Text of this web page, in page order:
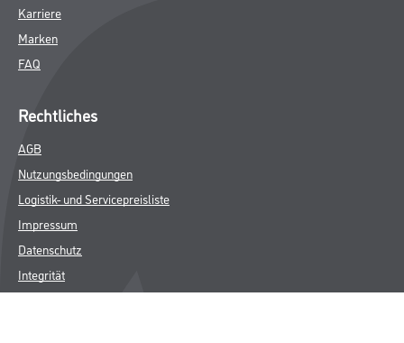
Karriere
Marken
FAQ
Rechtliches
AGB
Nutzungsbedingungen
Logistik- und Servicepreisliste
Impressum
Datenschutz
Integrität